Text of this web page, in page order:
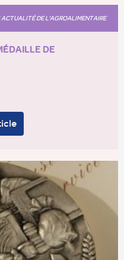
ACTUALITÉ DE L'AGROALIMENTAIRE
DE